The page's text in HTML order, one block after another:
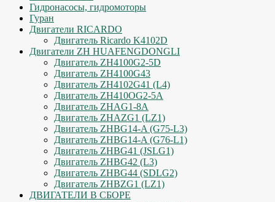
Гидронасосы, гидромоторы
Гуран
Двигатели RICARDO
Двигатель Ricardo K4102D
Двигатели ZH HUAFENGDONGLI
Двигатель ZH4100G2-5D
Двигатель ZH4100G43
Двигатель ZH4102G41 (L4)
Двигатель ZH410OG2-5A
Двигатель ZHAG1-8A
Двигатель ZHAZG1 (LZ1)
Двигатель ZHBG14-A (G75-L3)
Двигатель ZHBG14-A (G76-L1)
Двигатель ZHBG41 (JSLG1)
Двигатель ZHBG42 (L3)
Двигатель ZHBG44 (SDLG2)
Двигатель ZHBZG1 (LZ1)
ДВИГАТЕЛИ В СБОРЕ